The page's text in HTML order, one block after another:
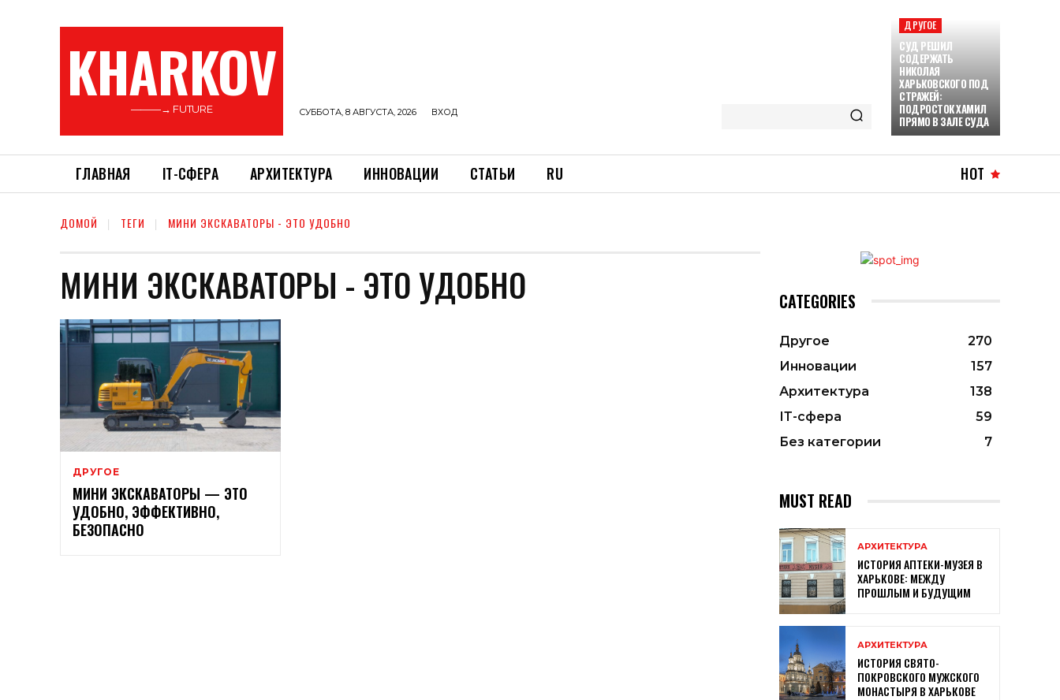
KHARKOV
———→ FUTURE СУББОТА, 8 АВГУСТА, 2026 ВХОД
ДРУГОЕ
СУД РЕШИЛ
СОДЕРЖАТЬ
НИКОЛАЯ
ХАРЬКОВСКОГО ПОД
СТРАЖЕЙ:
ПОДРОСТОК ХАМИЛ
ПРЯМО В ЗАЛЕ СУДА
ГЛАВНАЯ ІТ-СФЕРА АРХИТЕКТУРА ИННОВАЦИИ СТАТЬИ RU HOT
ДОМОЙ ТЕГИ МИНИ ЭКСКАВАТОРЫ - ЭТО УДОБНО
МИНИ ЭКСКАВАТОРЫ - ЭТО УДОБНО
ДРУГОЕ
МИНИ ЭКСКАВАТОРЫ — ЭТО
УДОБНО, ЭФФЕКТИВНО,
БЕЗОПАСНО
CATEGORIES
Другое
270
Инновации
157
Архитектура
138
ІТ-сфера
59
Без категории
7
MUST READ
АРХИТЕКТУРА
ИСТОРИЯ АПТЕКИ-МУЗЕЯ В
ХАРЬКОВЕ: МЕЖДУ
ПРОШЛЫМ И БУДУЩИМ
АРХИТЕКТУРА
ИСТОРИЯ СВЯТО-
ПОКРОВСКОГО МУЖСКОГО
МОНАСТЫРЯ В ХАРЬКОВЕ